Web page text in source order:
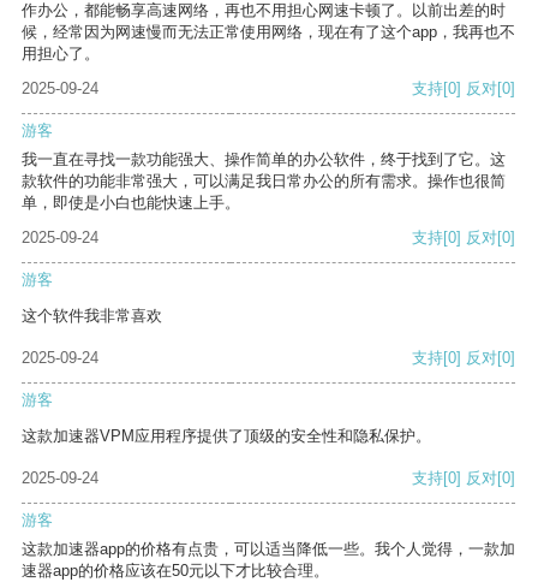
作办公，都能畅享高速网络，再也不用担心网速卡顿了。以前出差的时
候，经常因为网速慢而无法正常使用网络，现在有了这个app，我再也不
用担心了。
2025-09-24
支持[0] 反对[0]
游客
我一直在寻找一款功能强大、操作简单的办公软件，终于找到了它。这
款软件的功能非常强大，可以满足我日常办公的所有需求。操作也很简
单，即使是小白也能快速上手。
2025-09-24
支持[0] 反对[0]
游客
这个软件我非常喜欢
2025-09-24 支持[0] 反对[0]
游客
这款加速器VPM应用程序提供了顶级的安全性和隐私保护。
2025-09-24 支持[0] 反对[0]
游客
这款加速器app的价格有点贵，可以适当降低一些。我个人觉得，一款加
速器app的价格应该在50元以下才比较合理。